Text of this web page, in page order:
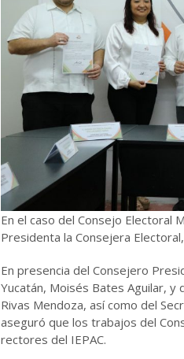
En el caso del Consejo Electoral
Presidenta la Consejera
En presencia del Consejero
Yucatán, Moisés Bates Aguilar,
Rivas Mendoza, así como del
aseguró que los trabajos del
rectores del IEPAC.